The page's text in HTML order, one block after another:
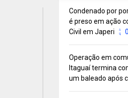
Condenado por
é preso em ação
Civil em Japeri
0
Operação em
Itaguaí termina
um baleado após